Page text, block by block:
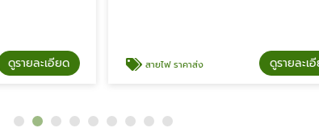
รายละเอียด สายไฟ ราคาส่ง ดูรายละเอียด